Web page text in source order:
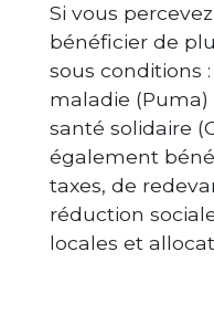
Si vous
bénéficier de
sous conditions
maladie
santé solidaire
également
taxes, de
réduction
locales et